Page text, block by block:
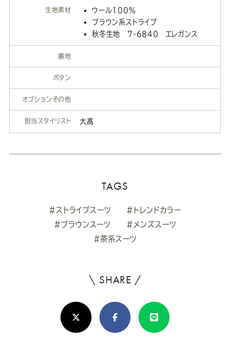
生地素材
ウール100％
ブラウン系ストライプ
秋冬生地 7-6840 エレガンス
裏地
ボタン
オプションその他
担当スタイリスト 大髙
TAGS
#ストライプスーツ
#トレンドカラー
#ブラウンスーツ
#メンズスーツ
#茶系スーツ
\ SHARE /
ろ
し
け
X(Twitter)FacebookLine